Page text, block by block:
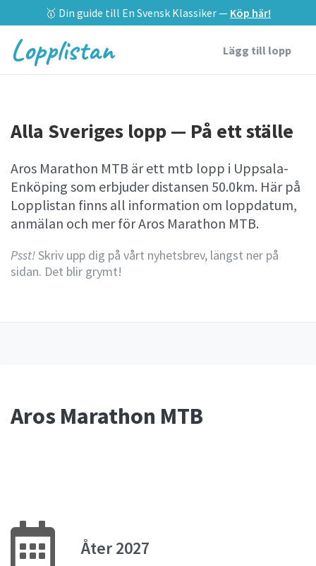
🥇 Din guide till En Svensk Klassiker — Köp här!
Lopplistan Lägg till lopp
Alla Sveriges lopp — På ett ställe
Aros Marathon MTB är ett mtb lopp i Uppsala-
Enköping som erbjuder distansen 50.0km. Här på
Lopplistan finns all information om loppdatum,
anmälan och mer för Aros Marathon MTB.
Psst!Skriv upp dig på vårt nyhetsbrev, längst ner på
sidan. Det blir grymt!
Aros Marathon MTB
Åter 2027